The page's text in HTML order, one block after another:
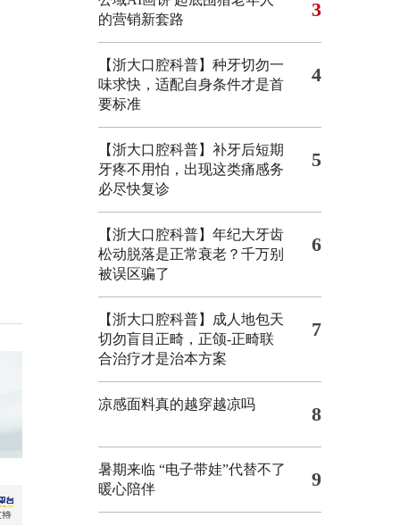
的营销新套路
3
【浙大口腔科普】种牙切勿一
味求快，适配自身条件才是首
要标准
4
【浙大口腔科普】补牙后短期
牙疼不用怕，出现这类痛感务
必尽快复诊
5
【浙大口腔科普】年纪大牙齿
松动脱落是正常衰老？千万别
被误区骗了
6
【浙大口腔科普】成人地包天
切勿盲目正畸，正颌‑正畸联
合治疗才是治本方案
7
凉感面料真的越穿越凉吗 8
暑期来临 “电子带娃”代替不了
暖心陪伴
9